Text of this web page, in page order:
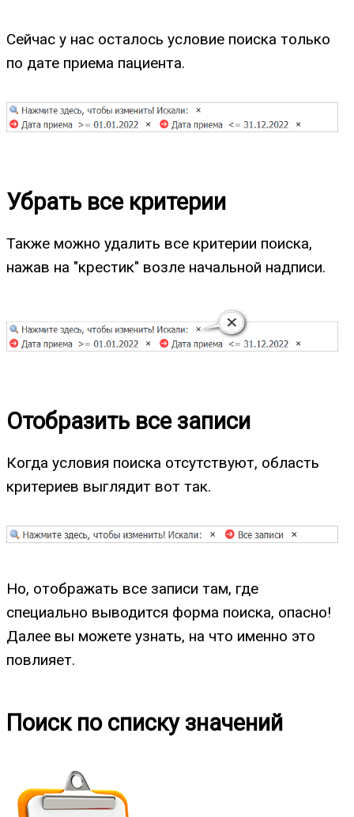
Сейчас у нас осталось условие поиска только
по дате приема пациента.
Убрать все критерии
Также можно удалить все критерии поиска,
нажав на "крестик" возле начальной надписи.
Отобразить все записи
Когда условия поиска отсутствуют, область
критериев выглядит вот так.
Но, отображать все записи там, где
специально выводится форма поиска, опасно!
Далее вы можете узнать, на что именно это
повлияет.
Поиск по списку значений